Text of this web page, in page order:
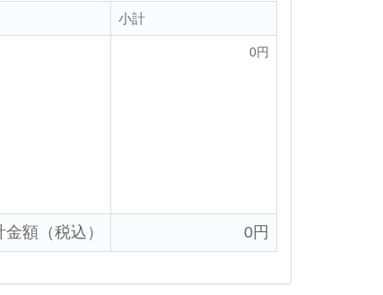
小計
0円
額（税込） 0円